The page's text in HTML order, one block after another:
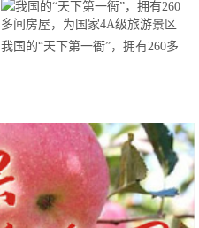
我国的“天下第一衙”，拥有260多